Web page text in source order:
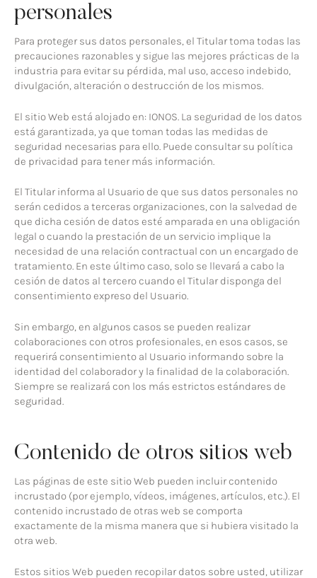
personales
Para proteger sus datos personales, el Titular toma todas las
precauciones razonables y sigue las mejores prácticas de la
industria para evitar su pérdida, mal uso, acceso indebido,
divulgación, alteración o destrucción de los mismos.
El sitio Web está alojado en: IONOS. La seguridad de los datos
está garantizada, ya que toman todas las medidas de
seguridad necesarias para ello. Puede consultar su política
de privacidad para tener más información.
El Titular informa al Usuario de que sus datos personales no
serán cedidos a terceras organizaciones, con la salvedad de
que dicha cesión de datos esté amparada en una obligación
legal o cuando la prestación de un servicio implique la
necesidad de una relación contractual con un encargado de
tratamiento. En este último caso, solo se llevará a cabo la
cesión de datos al tercero cuando el Titular disponga del
consentimiento expreso del Usuario.
Sin embargo, en algunos casos se pueden realizar
colaboraciones con otros profesionales, en esos casos, se
requerirá consentimiento al Usuario informando sobre la
identidad del colaborador y la finalidad de la colaboración.
Siempre se realizará con los más estrictos estándares de
seguridad.
Contenido de otros sitios web
Las páginas de este sitio Web pueden incluir contenido
incrustado (por ejemplo, vídeos, imágenes, artículos, etc.). El
contenido incrustado de otras web se comporta
exactamente de la misma manera que si hubiera visitado la
otra web.
Estos sitios Web pueden recopilar datos sobre usted, utilizar